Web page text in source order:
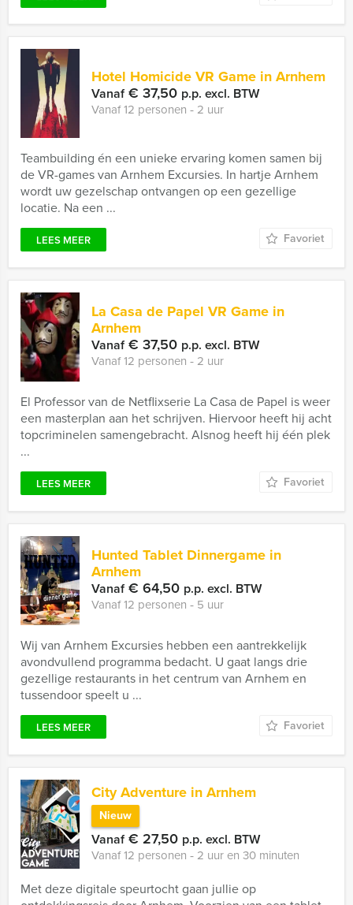
Hotel Homicide VR Game in Arnhem
Vanaf€ 37,50 p.p. excl. BTW
Vanaf 12 personen ‐ 2 uur
Teambuilding én een unieke ervaring komen samen bij
de VR-games van Arnhem Excursies. In hartje Arnhem
wordt uw gezelschap ontvangen op een gezellige
locatie. Na een ...
LEES MEER Favoriet
La Casa de Papel VR Game in
Arnhem
Vanaf€ 37,50 p.p. excl. BTW
Vanaf 12 personen ‐ 2 uur
El Professor van de Netflixserie La Casa de Papel is weer
een masterplan aan het schrijven. Hiervoor heeft hij acht
topcriminelen samengebracht. Alsnog heeft hij één plek
...
LEES MEER Favoriet
Hunted Tablet Dinnergame in
Arnhem
Vanaf€ 64,50 p.p. excl. BTW
Vanaf 12 personen ‐ 5 uur
Wij van Arnhem Excursies hebben een aantrekkelijk
avondvullend programma bedacht. U gaat langs drie
gezellige restaurants in het centrum van Arnhem en
tussendoor speelt u ...
LEES MEER Favoriet
City Adventure in Arnhem
Nieuw
Vanaf€ 27,50 p.p. excl. BTW
Vanaf 12 personen ‐ 2 uur en 30 minuten
Met deze digitale speurtocht gaan jullie op